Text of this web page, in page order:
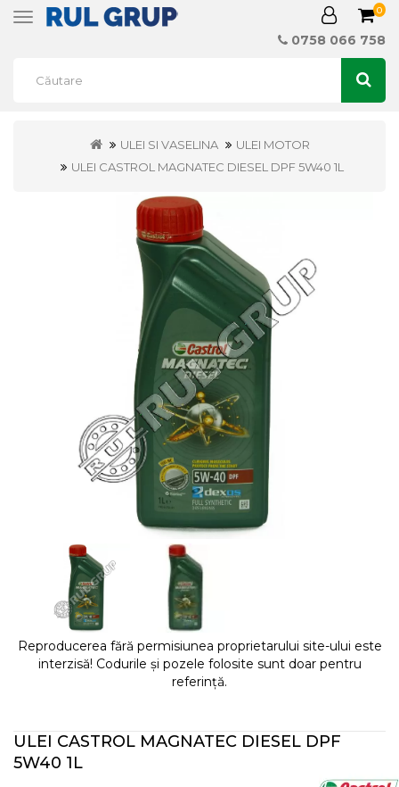
Toggle
0
0758 066 758
ULEI SI VASELINA
ULEI MOTOR
ULEI CASTROL MAGNATEC DIESEL DPF 5W40 1L
Reproducerea fără permisiunea proprietarului site-ului este
interzisă! Codurile și pozele folosite sunt doar pentru
referință.
ULEI CASTROL MAGNATEC DIESEL DPF
5W40 1L